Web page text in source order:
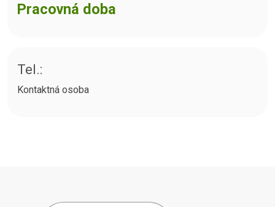
Pracovná doba
Tel.:
Kontaktná osoba